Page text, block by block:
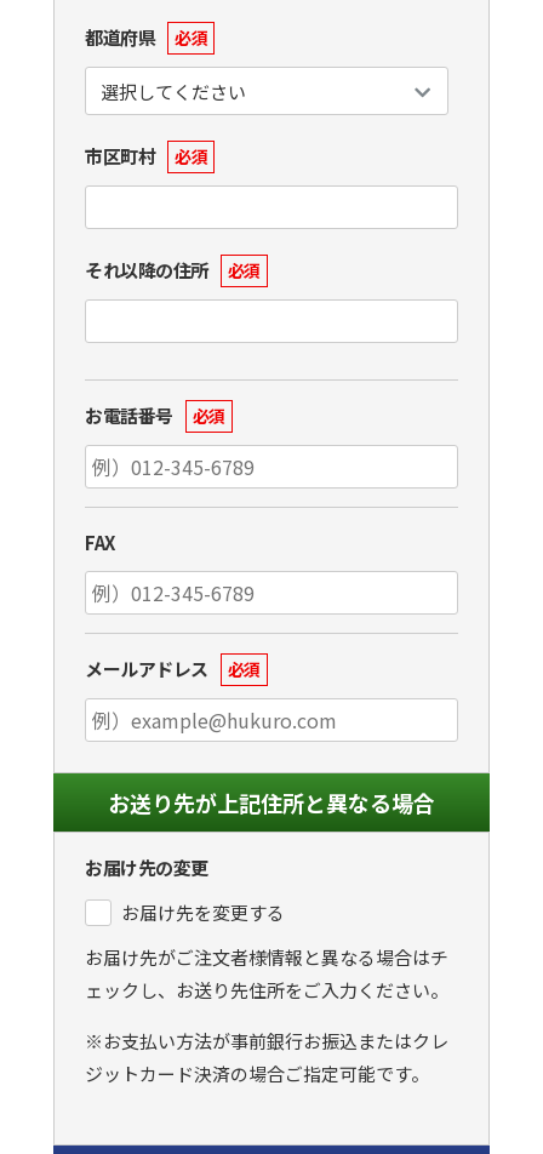
都道府県 必須
市区町村 必須
それ以降の住所 必須
お電話番号 必須
FAX
メールアドレス 必須
お送り先が上記住所と異なる場合
お届け先の変更
お届け先を変更する
お届け先がご注文者様情報と異なる場合はチ
ェックし、お送り先住所をご入力ください。
※お支払い方法が事前銀行お振込またはクレ
ジットカード決済の場合ご指定可能です。